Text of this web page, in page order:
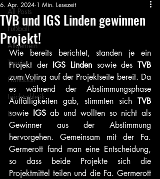
All Posts
Fußball
Allgemein
Tennis
Handball
Leichtathletik
Dart
TVB und IGS Linden gewinnen
Projekt!
6. Apr. 2024 1 Min. Lesezeit
Wie bereits berichtet, standen je ein
Projekt der IGS Linden sowie des
zum Voting auf der Projektseite bereit. Da
es während der Abstimmungsphase
Auffälligkeiten gab, stimmten sich
sowie IGS ab und wollten so nicht als
Gewinner aus der Abstimmung
hervorgehen. Gemeinsam mit der Fa.
Germerott fand man eine Entscheidung,
so dass beide Projekte sich die
Projektmittel teilen und die Fa. Germerott